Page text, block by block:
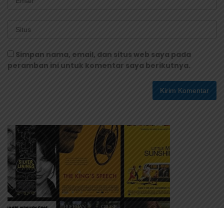
Simpan nama, email, dan situs web saya pada
peramban ini untuk komentar saya berikutnya.